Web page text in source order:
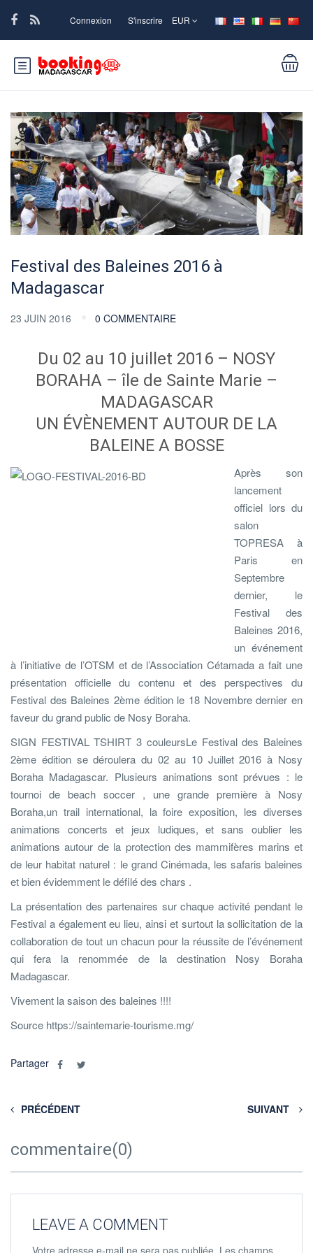
Connexion S'inscrire EUR
Festival des Baleines 2016 à
Madagascar
23 JUIN 2016 0 COMMENTAIRE
Du 02 au 10 juillet 2016 – NOSY
BORAHA – île de Sainte Marie –
MADAGASCAR
UN ÉVÈNEMENT AUTOUR DE LA
BALEINE A BOSSE
Après son
lancement
officiel lors du
salon
TOPRESA à
Paris en
Septembre
dernier, le
Festival des
Baleines 2016,
un événement
à l’initiative de l’OTSM et de l’Association Cétamada a fait une
présentation officielle du contenu et des perspectives du
Festival des Baleines 2ème édition le 18 Novembre dernier en
faveur du grand public de Nosy Boraha.
SIGN FESTIVAL TSHIRT 3 couleursLe Festival des Baleines
2ème édition se déroulera du 02 au 10 Juillet 2016 à Nosy
Boraha Madagascar. Plusieurs animations sont prévues : le
tournoi de beach soccer , une grande première à Nosy
Boraha,un trail international, la foire exposition, les diverses
animations concerts et jeux ludiques, et sans oublier les
animations autour de la protection des mammifères marins et
de leur habitat naturel : le grand Cinémada, les safaris baleines
et bien évidemment le défilé des chars .
La présentation des partenaires sur chaque activité pendant le
Festival a également eu lieu, ainsi et surtout la sollicitation de la
collaboration de tout un chacun pour la réussite de l’événement
qui fera la renommée de la destination Nosy Boraha
Madagascar.
Vivement la saison des baleines !!!!
Source https://saintemarie-tourisme.mg/
Partager
PRÉCÉDENT SUIVANT
commentaire(0)
LEAVE A COMMENT
Votre adresse e-mail ne sera pas publiée. Les champs